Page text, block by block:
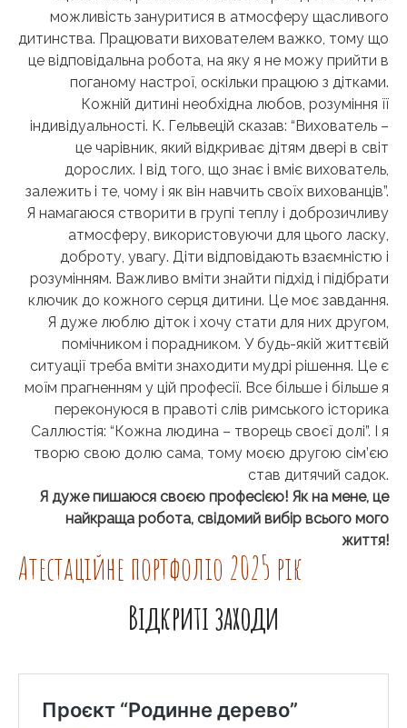
можливість зануритися в атмосферу щасливого
дитинства. Працювати вихователем важко, тому що
це відповідальна робота, на яку я не можу прийти в
поганому настрої, оскільки працюю з дітками.
Кожній дитині необхідна любов, розуміння її
індивідуальності. К. Гельвецій сказав: “Вихователь –
це чарівник, який відкриває дітям двері в світ
дорослих. І від того, що знає і вміє вихователь,
залежить і те, чому і як він навчить своїх вихованців”.
Я намагаюся створити в групі теплу і доброзичливу
атмосферу, використовуючи для цього ласку,
доброту, увагу. Діти відповідають взаємністю і
розумінням. Важливо вміти знайти підхід і підібрати
ключик до кожного серця дитини. Це моє завдання.
Я дуже люблю діток і хочу стати для них другом,
помічником і порадником. У будь-якій життєвій
ситуації треба вміти знаходити мудрі рішення. Це є
моїм прагненням у цій професії. Все більше і більше я
переконуюся в правоті слів римського історика
Саллюстія: “Кожна людина – творець своєї долі”. І я
творю свою долю сама, тому моєю другою сім’єю
став дитячий садок.
Я дуже пишаюся своєю професією! Як на мене, це
найкраща робота, свідомий вибір всього мого
життя!
Атестаційне портфоліо 2025 рік
Відкриті заходи